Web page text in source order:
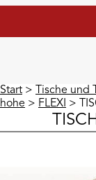
Start > Tische und
hohe > FLEXI >